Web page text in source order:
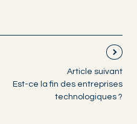
Article suivant
Est-ce la fin des entreprises
technologiques ?